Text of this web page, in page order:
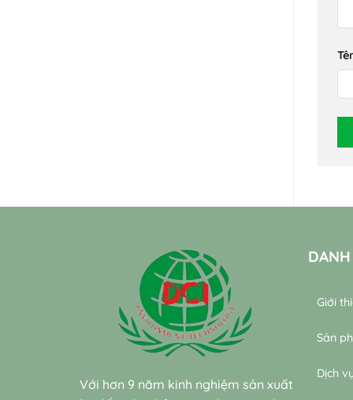
Với hơn 9 năm kinh nghiệm sản xuất
Giới
Sản
Dịch